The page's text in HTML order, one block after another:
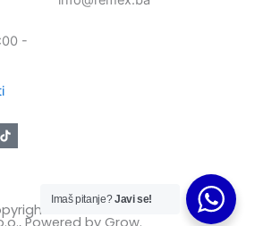
-
© 2025 Remex
Imaš pitanje?Javi se!